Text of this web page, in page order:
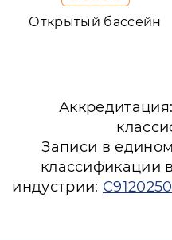
Открытый бассейн
Записи в
классификации
индустрии: